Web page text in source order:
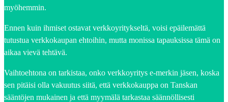
myöhemmin.
Ennen kuin ihmiset ostavat verkkoyritykseltä, voisi epäilemättä
tutustua verkkokaupan ehtoihin, mutta monissa tapauksissa tämä on
aikaa vievä tehtävä.
Vaihtoehtona on tarkistaa, onko verkkoyritys e-merkin jäsen, koska
sen pitäisi olla vakuutus siitä, että verkkokauppa on Tanskan
sääntöjen mukainen ja että myymälä tarkastaa säännöllisesti